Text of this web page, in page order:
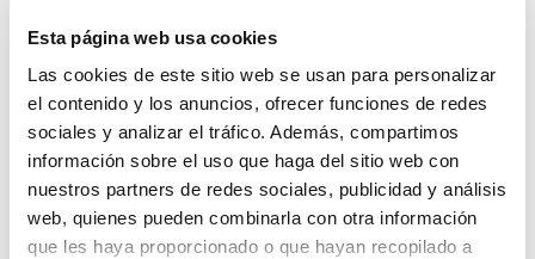
Esta página web usa cookies
Las cookies de este sitio web se usan para personalizar
el contenido y los anuncios, ofrecer funciones de redes
sociales y analizar el tráfico. Además, compartimos
información sobre el uso que haga del sitio web con
nuestros partners de redes sociales, publicidad y análisis
web, quienes pueden combinarla con otra información
que les haya proporcionado o que hayan recopilado a
Consulta la programación de actividades que el CTA
llevará a cabo hasta final de temporada
Formación Continua Árbitros
Formación Continua Oficiales de Mesa